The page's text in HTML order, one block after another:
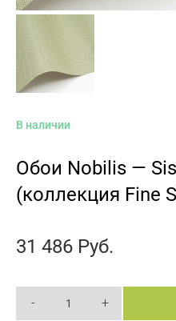
В наличии
Обои Nobilis —
(коллекция Fine
31 486 Руб.
- +